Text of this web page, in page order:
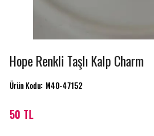
Hope Renkli Taşlı Kalp Charm
Ürün Kodu: M40-47152
50 TL